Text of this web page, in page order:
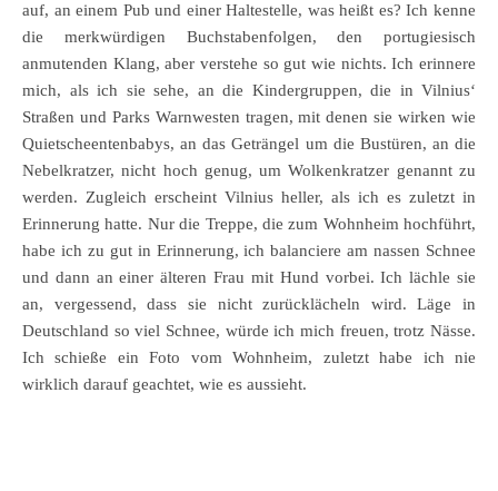
auf, an einem Pub und einer Haltestelle, was heißt es? Ich kenne
die merkwürdigen Buchstabenfolgen, den portugiesisch
anmutenden Klang, aber verstehe so gut wie nichts. Ich erinnere
mich, als ich sie sehe, an die Kindergruppen, die in Vilnius‘
Straßen und Parks Warnwesten tragen, mit denen sie wirken wie
Quietscheentenbabys, an das Geträngel um die Bustüren, an die
Nebelkratzer, nicht hoch genug, um Wolkenkratzer genannt zu
werden. Zugleich erscheint Vilnius heller, als ich es zuletzt in
Erinnerung hatte. Nur die Treppe, die zum Wohnheim hochführt,
habe ich zu gut in Erinnerung, ich balanciere am nassen Schnee
und dann an einer älteren Frau mit Hund vorbei. Ich lächle sie
an, vergessend, dass sie nicht zurücklächeln wird. Läge in
Deutschland so viel Schnee, würde ich mich freuen, trotz Nässe.
Ich schieße ein Foto vom Wohnheim, zuletzt habe ich nie
wirklich darauf geachtet, wie es aussieht.